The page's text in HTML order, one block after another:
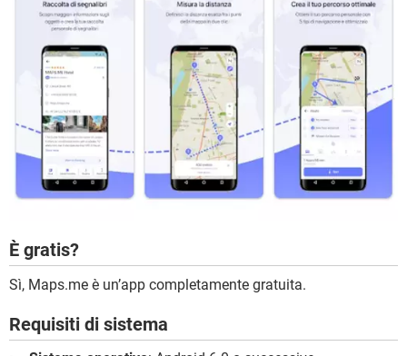
È gratis?
Sì, Maps.me è un’app completamente gratuita.
Requisiti di sistema